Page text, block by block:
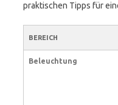
praktischen Tipps für
BEREICH
Beleuchtung